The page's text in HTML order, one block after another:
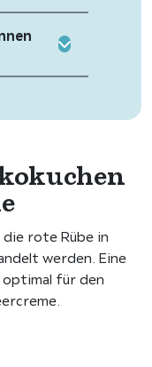
die rote Rübe in
werden. Eine
für den